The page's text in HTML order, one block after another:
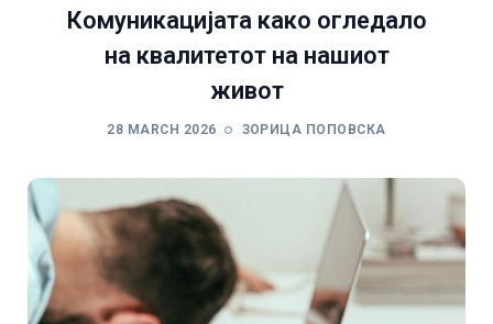
Комуникацијата како огледало
на квалитетот на нашиот
живот
28 MARCH 2026 ЗОРИЦА ПОПОВСКА